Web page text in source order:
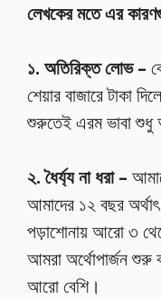
লেখকের মতে এর
১. অতিরিক্ত লোভ –
শেয়ার বাজারে টাকা
শুরুতেই এরম ভাবা শুধু
২. ধৈর্য্য না ধরা –
আমাদের ১২ বছর
পড়াশোনায় আরো ৩
আমরা অর্থোপার্জন শুরু
আরো বেশি।